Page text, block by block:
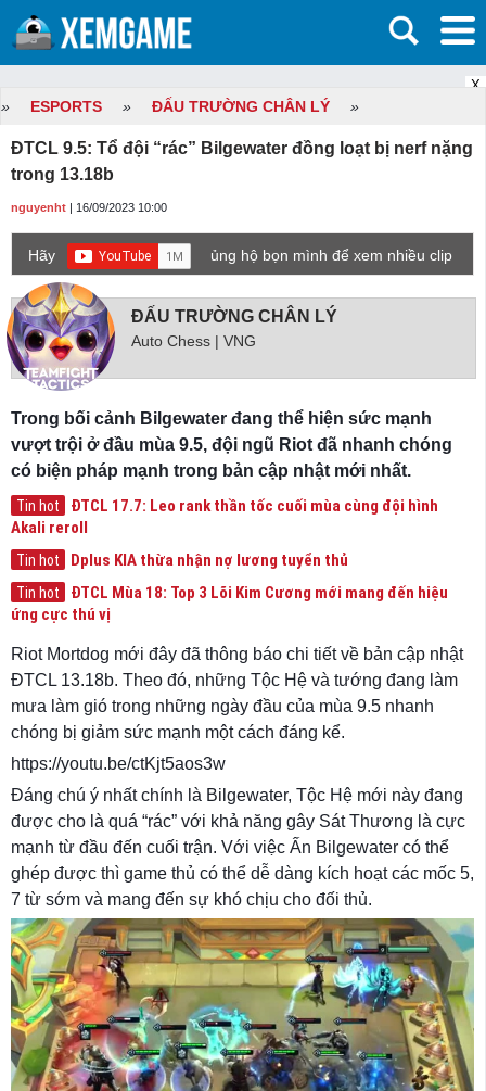
X
» ESPORTS » ĐẤU TRƯỜNG CHÂN LÝ »
ĐTCL 9.5: Tổ đội “rác” Bilgewater đồng loạt bị nerf nặng
trong 13.18b
nguyenht | 16/09/2023 10:00
Hãy
ủng hộ bọn mình để xem nhiều clip
game mới hơn nhé!
ĐẤU TRƯỜNG CHÂN LÝ
Auto Chess | VNG
Trong bối cảnh Bilgewater đang thể hiện sức mạnh
vượt trội ở đầu mùa 9.5, đội ngũ Riot đã nhanh chóng
có biện pháp mạnh trong bản cập nhật mới nhất.
Tin hot
ĐTCL 17.7: Leo rank thần tốc cuối mùa cùng đội hình
Akali reroll
Tin hot Dplus KIA thừa nhận nợ lương tuyển thủ
Tin hot
ĐTCL Mùa 18: Top 3 Lõi Kim Cương mới mang đến hiệu
ứng cực thú vị
Riot Mortdog mới đây đã thông báo chi tiết về bản cập nhật
ĐTCL 13.18b. Theo đó, những Tộc Hệ và tướng đang làm
mưa làm gió trong những ngày đầu của mùa 9.5 nhanh
chóng bị giảm sức mạnh một cách đáng kể.
https://youtu.be/ctKjt5aos3w
Đáng chú ý nhất chính là Bilgewater, Tộc Hệ mới này đang
được cho là quá “rác” với khả năng gây Sát Thương là cực
mạnh từ đầu đến cuối trận. Với việc Ấn Bilgewater có thể
ghép được thì game thủ có thể dễ dàng kích hoạt các mốc 5,
7 từ sớm và mang đến sự khó chịu cho đối thủ.